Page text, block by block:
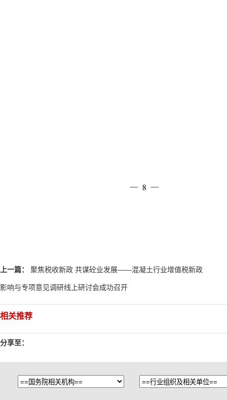
上一篇： 聚焦税收新政 共谋砼业发展——混凝土行业增值税新政
影响与专项意见调研线上研讨会成功召开
相关推荐
分享至：